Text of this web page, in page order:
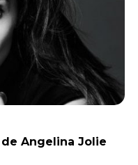
de Angelina Jolie